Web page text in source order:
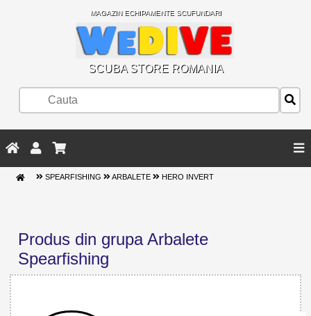
MAGAZIN ECHIPAMENTE SCUFUNDARI
SCUBA STORE ROMANIA
SPEARFISHING ARBALETE HERO INVERT
Produs din grupa Arbalete
Spearfishing